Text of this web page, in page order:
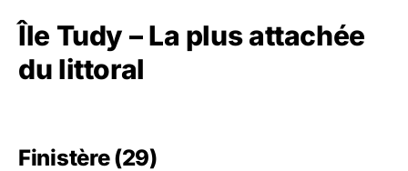
Île Tudy – La plus attachée
du littoral
Finistère (29)